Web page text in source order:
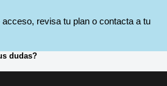
revisa tu plan o contacta a tu
dudas?